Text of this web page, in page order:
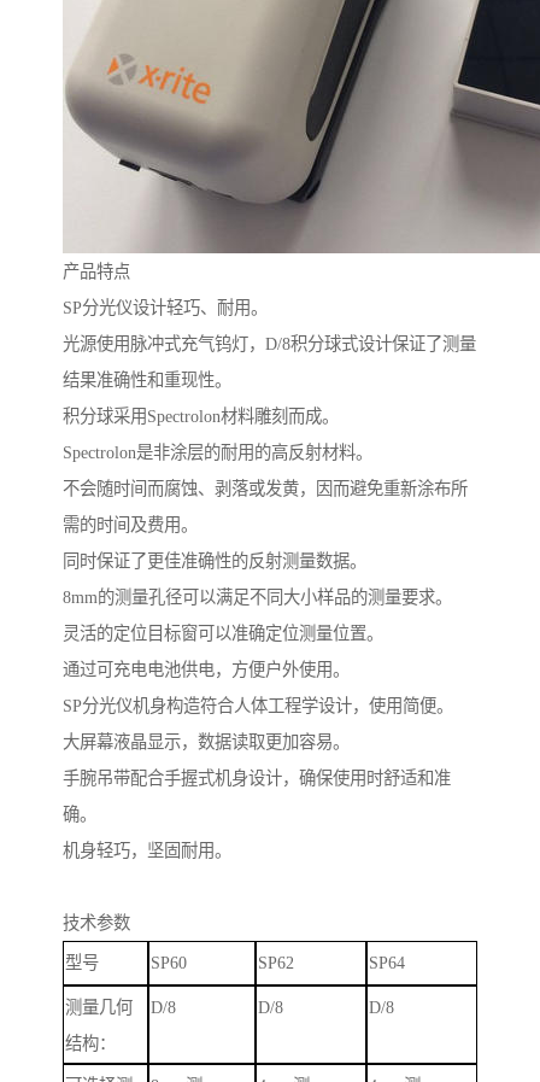
产品特点
SP分光仪设计轻巧、耐用。
光源使用脉冲式充气钨灯， D/8积分球式设计保证了测量
结果准确性和重现性。
积分球采用Spectrolon材料雕刻而成。
Spectrolon是非涂层的耐用的高反射材料。
不会随时间而腐蚀、剥落或发黄，因而避免重新涂布所
需的时间及费用。
同时保证了更佳准确性的反射测量数据。
8mm的测量孔径可以满足不同大小样品的测量要求。
灵活的定位目标窗可以准确定位测量位置。
通过可充电电池供电，方便户外使用。
SP分光仪机身构造符合人体工程学设计，使用简便。
大屏幕液晶显示，数据读取更加容易。
手腕吊带配合手握式机身设计，确保使用时舒适和准
确。
机身轻巧，坚固耐用。
技术参数
型号 SP60 SP62 SP64
测量几何
结构：
D/8 D/8 D/8